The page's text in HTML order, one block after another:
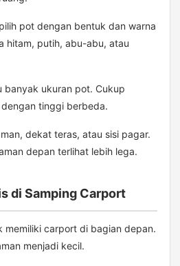
pot dengan bentuk dan warna
hitam, putih, abu-abu, atau
banyak ukuran pot. Cukup
tinggi berbeda.
dekat teras, atau sisi pagar.
depan terlihat lebih lega.
di Samping Carport
memiliki carport di bagian depan.
menjadi kecil.